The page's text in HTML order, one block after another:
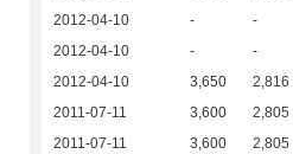
2012-04-10
- -
2012-04-10
- -
2012-04-10
3,650 2,816
2011-07-11
3,600 2,805
2011-07-11
3,600 2,805